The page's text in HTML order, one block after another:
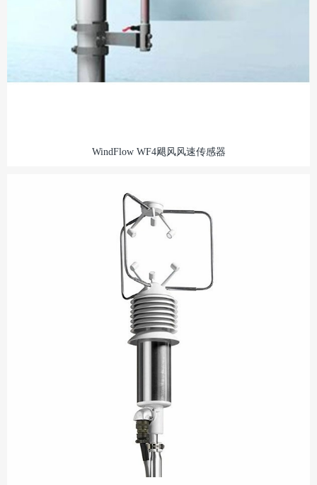
WindFlow WF4飓风风速传感器